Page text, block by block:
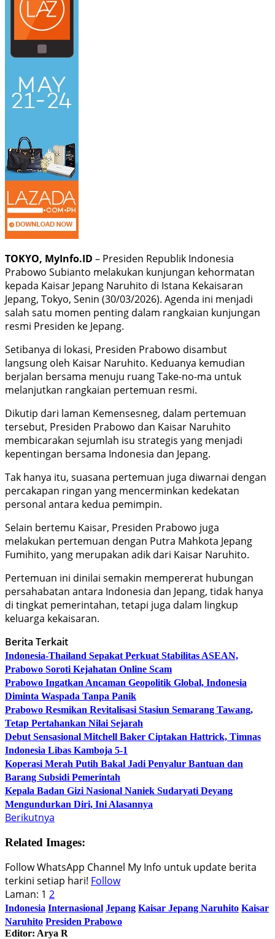
TOKYO, MyInfo.ID – Presiden Republik Indonesia
Prabowo Subianto melakukan kunjungan kehormatan
kepada Kaisar Jepang Naruhito di Istana Kekaisaran
Jepang, Tokyo, Senin (30/03/2026). Agenda ini menjadi
salah satu momen penting dalam rangkaian kunjungan
resmi Presiden ke Jepang.
Setibanya di lokasi, Presiden Prabowo disambut
langsung oleh Kaisar Naruhito. Keduanya kemudian
berjalan bersama menuju ruang Take-no-ma untuk
melanjutkan rangkaian pertemuan resmi.
Dikutip dari laman Kemensesneg, dalam pertemuan
tersebut, Presiden Prabowo dan Kaisar Naruhito
membicarakan sejumlah isu strategis yang menjadi
kepentingan bersama Indonesia dan Jepang.
Tak hanya itu, suasana pertemuan juga diwarnai dengan
percakapan ringan yang mencerminkan kedekatan
personal antara kedua pemimpin.
Selain bertemu Kaisar, Presiden Prabowo juga
melakukan pertemuan dengan Putra Mahkota Jepang
Fumihito, yang merupakan adik dari Kaisar Naruhito.
Pertemuan ini dinilai semakin mempererat hubungan
persahabatan antara Indonesia dan Jepang, tidak hanya
di tingkat pemerintahan, tetapi juga dalam lingkup
keluarga kekaisaran.
Berita Terkait
Indonesia-Thailand Sepakat Perkuat Stabilitas ASEAN,
Prabowo Soroti Kejahatan Online Scam
Prabowo Ingatkan Ancaman Geopolitik Global, Indonesia
Diminta Waspada Tanpa Panik
Prabowo Resmikan Revitalisasi Stasiun Semarang Tawang,
Tetap Pertahankan Nilai Sejarah
Debut Sensasional Mitchell Baker Ciptakan Hattrick, Timnas
Indonesia Libas Kamboja 5-1
Koperasi Merah Putih Bakal Jadi Penyalur Bantuan dan
Barang Subsidi Pemerintah
Kepala Badan Gizi Nasional Naniek Sudaryati Deyang
Mengundurkan Diri, Ini Alasannya
Berikutnya
Related Images:
Follow WhatsApp Channel My Info untuk update berita
terkini setiap hari! Follow
Laman: 1 2
Indonesia Internasional Jepang Kaisar Jepang Naruhito Kaisar
Naruhito Presiden Prabowo
Editor: Arya R